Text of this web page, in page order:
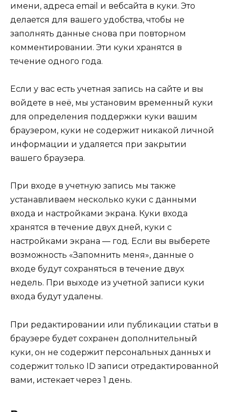
имени, адреса email и вебсайта в куки. Это
делается для вашего удобства, чтобы не
заполнять данные снова при повторном
комментировании. Эти куки хранятся в
течение одного года.
Если у вас есть учетная запись на сайте и вы
войдете в неё, мы установим временный куки
для определения поддержки куки вашим
браузером, куки не содержит никакой личной
информации и удаляется при закрытии
вашего браузера.
При входе в учетную запись мы также
устанавливаем несколько куки с данными
входа и настройками экрана. Куки входа
хранятся в течение двух дней, куки с
настройками экрана — год. Если вы выберете
возможность «Запомнить меня», данные о
входе будут сохраняться в течение двух
недель. При выходе из учетной записи куки
входа будут удалены.
При редактировании или публикации статьи в
браузере будет сохранен дополнительный
куки, он не содержит персональных данных и
содержит только ID записи отредактированной
вами, истекает через 1 день.